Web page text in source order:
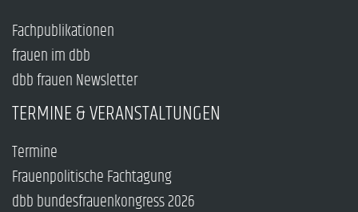
Fachpublikationen
frauen im dbb
dbb frauen Newsletter
TERMINE & VERANSTALTUNGEN
Termine
Frauenpolitische Fachtagung
dbb bundesfrauenkongress 2026